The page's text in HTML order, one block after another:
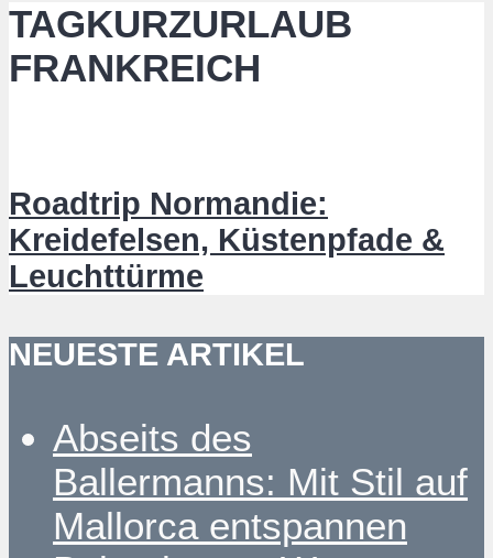
TAGKURZURLAUB
FRANKREICH
Roadtrip Normandie:
Kreidefelsen, Küstenpfade &
Leuchttürme
NEUESTE ARTIKEL
Abseits des
Ballermanns: Mit Stil auf
Mallorca entspannen